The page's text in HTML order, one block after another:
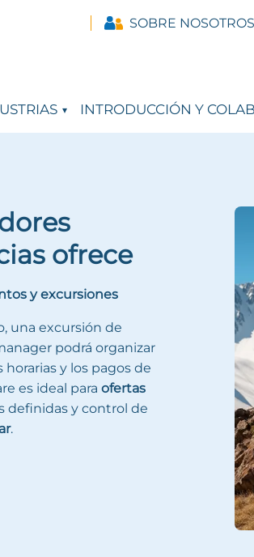
SOBRE NOSOTROS
INTRODUCCIÓN Y
ofrece
y excursiones
una excursión de
podrá organizar
horarias y los pagos de
es ideal para ofertas
definidas y control de
.